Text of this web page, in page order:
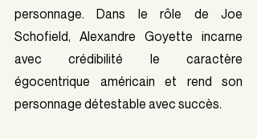
personnage. Dans le rôle de Joe
Schofield, Alexandre Goyette incarne
avec crédibilité le caractère
égocentrique américain et rend son
personnage détestable avec succès.